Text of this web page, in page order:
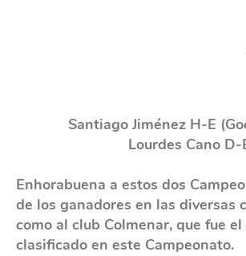
Santiago Jiménez H-
Lourdes Cano D-E
Enhorabuena a estos dos
de los ganadores en las diversas
como al club Colmenar, que fue
clasificado en este Campeonato.